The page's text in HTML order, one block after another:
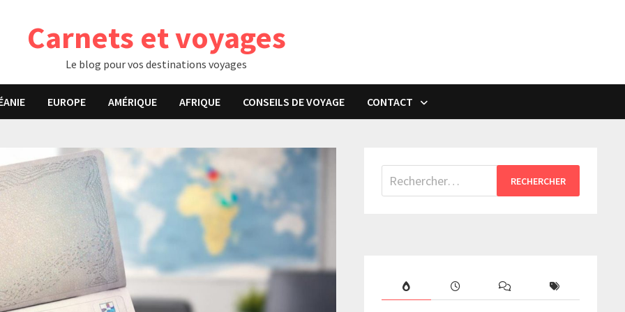
Carnets et voyages
Le blog pour vos destinations voyages
EUROPE AMÉRIQUE AFRIQUE CONSEILS DE VOYAGE CONTACT
Rechercher :